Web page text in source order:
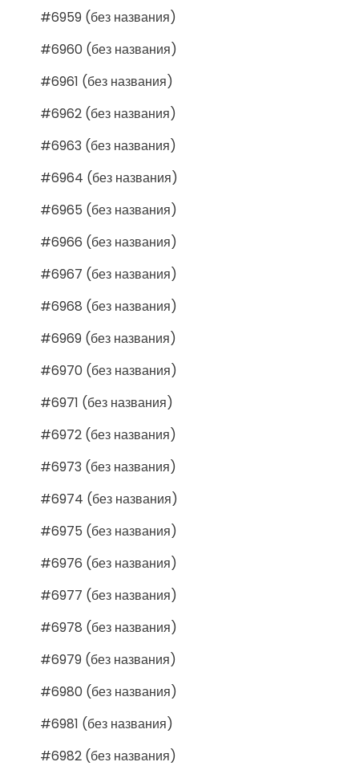
#6959 (без названия)
#6960 (без названия)
#6961 (без названия)
#6962 (без названия)
#6963 (без названия)
#6964 (без названия)
#6965 (без названия)
#6966 (без названия)
#6967 (без названия)
#6968 (без названия)
#6969 (без названия)
#6970 (без названия)
#6971 (без названия)
#6972 (без названия)
#6973 (без названия)
#6974 (без названия)
#6975 (без названия)
#6976 (без названия)
#6977 (без названия)
#6978 (без названия)
#6979 (без названия)
#6980 (без названия)
#6981 (без названия)
#6982 (без названия)